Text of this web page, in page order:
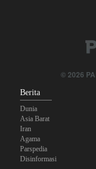
Yahya Saree: Kami
dengan Rudal Balistik
Brigjen Akrami Nia:
Sanders: Trump© 2026
Berita
Dunia
Asia Barat
Iran
Agama
Parspedia
Disinformasi